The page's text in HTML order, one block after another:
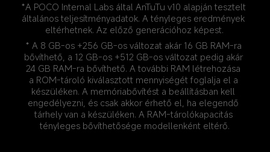
*A POCO Internal Labs által AnTuTu v10 alapján tesztelt
általános teljesítményadatok. A tényleges eredmények
eltérhetnek. Az előző generációhoz képest.
* A 8 GB-os +256 GB-os változat akár 16 GB RAM-ra
bővíthető, a 12 GB-os +512 GB-os változat pedig akár
24 GB RAM-ra bővíthető. A további RAM létrehozása
a ROM-tároló kiválasztott mennyiségét foglalja el a
készüléken. A memóriabővítést a beállításban kell
engedélyezni, és csak akkor érhető el, ha elegendő
tárhely van a készüléken. A RAM-tárolókapacitás
tényleges bővíthetősége modellenként eltérő.